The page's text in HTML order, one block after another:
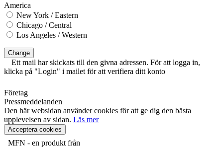
America
New York / Eastern
Chicago / Central
Los Angeles / Western
Change
Ett mail har skickats till den givna adressen. För att logga in,
klicka på "Login" i mailet för att verifiera ditt konto
Företag
Pressmeddelanden
Den här websidan använder cookies för att ge dig den bästa
upplevelsen av sidan. Läs mer
Acceptera cookies
MFN - en produkt från